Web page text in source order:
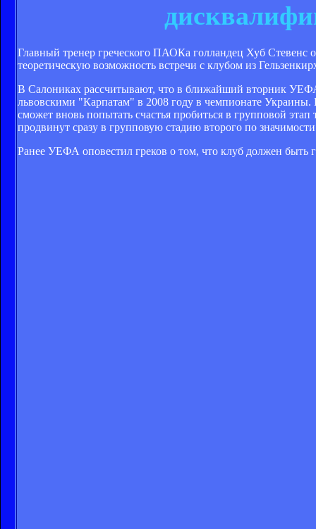
Главный тренер греческого ПАОКа голландец Хуб Стевенс
теоретическую возможность встречи с клубом из
В Салониках рассчитывают, что в ближайший вторник
львовскими "Карпатам" в 2008 году в чемпионате
сможет вновь попытать счастья пробиться в групповой
продвинут сразу в групповую стадию второго по
Ранее УЕФА оповестил греков о том, что клуб должен быть